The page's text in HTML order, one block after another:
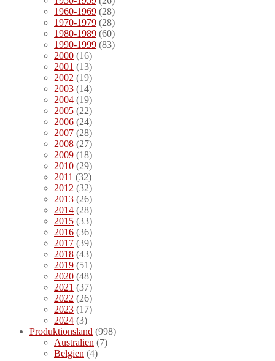
1960-1969 (28)
1970-1979 (28)
1980-1989 (60)
1990-1999 (83)
2000 (16)
2001 (13)
2002 (19)
2003 (14)
2004 (19)
2005 (22)
2006 (24)
2007 (28)
2008 (27)
2009 (18)
2010 (29)
2011 (32)
2012 (32)
2013 (26)
2014 (28)
2015 (33)
2016 (36)
2017 (39)
2018 (43)
2019 (51)
2020 (48)
2021 (37)
2022 (26)
2023 (17)
2024 (3)
Produktionsland (998)
Australien (7)
Belgien (4)